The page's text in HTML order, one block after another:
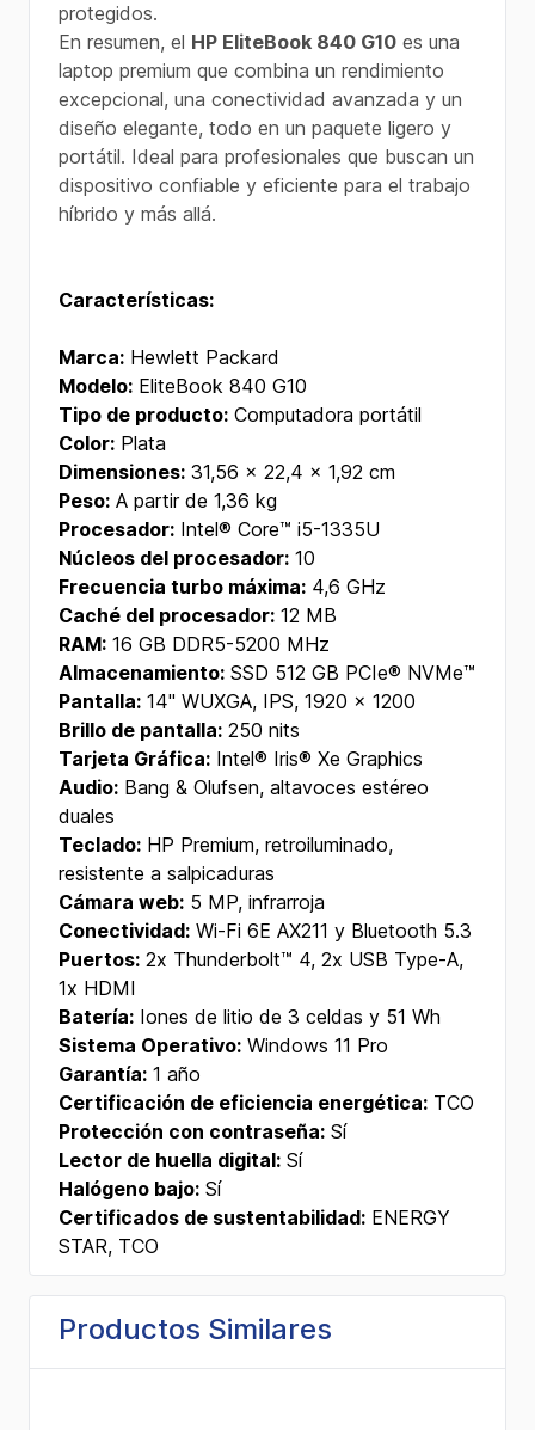
protegidos.
En resumen, el HP EliteBook 840 G10 es una
laptop premium que combina un rendimiento
excepcional, una conectividad avanzada y un
diseño elegante, todo en un paquete ligero y
portátil. Ideal para profesionales que buscan un
dispositivo confiable y eficiente para el trabajo
híbrido y más allá.
Características:
Marca: Hewlett Packard
Modelo: EliteBook 840 G10
Tipo de producto: Computadora portátil
Color: Plata
Dimensiones: 31,56 x 22,4 x 1,92 cm
Peso: A partir de 1,36 kg
Procesador: Intel® Core™ i5-1335U
Núcleos del procesador: 10
Frecuencia turbo máxima: 4,6 GHz
Caché del procesador: 12 MB
RAM: 16 GB DDR5-5200 MHz
Almacenamiento: SSD 512 GB PCIe® NVMe™
Pantalla: 14" WUXGA, IPS, 1920 x 1200
Brillo de pantalla: 250 nits
Tarjeta Gráfica: Intel® Iris® Xe Graphics
Audio: Bang & Olufsen, altavoces estéreo
duales
Teclado: HP Premium, retroiluminado,
resistente a salpicaduras
Cámara web: 5 MP, infrarroja
Conectividad: Wi-Fi 6E AX211 y Bluetooth 5.3
Puertos: 2x Thunderbolt™ 4, 2x USB Type-A,
1x HDMI
Batería: Iones de litio de 3 celdas y 51 Wh
Sistema Operativo: Windows 11 Pro
Garantía: 1 año
Certificación de eficiencia energética: TCO
Protección con contraseña: Sí
Lector de huella digital: Sí
Halógeno bajo: Sí
Certificados de sustentabilidad: ENERGY
STAR, TCO
Productos Similares